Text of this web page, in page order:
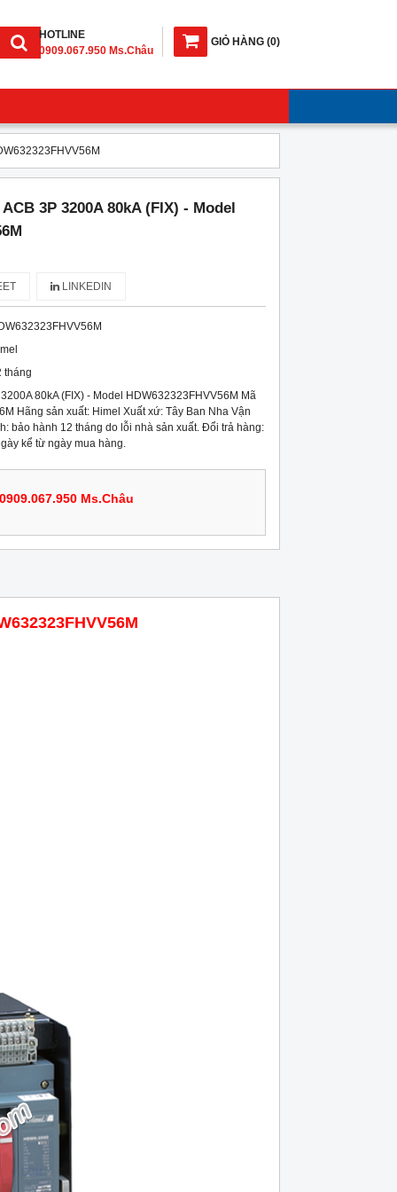
GIỎ HÀNG (0)
HOTLINE
0909.067.950 Ms.Châu
3P 3200A 80kA (FIX) - Model
LINKEDIN
tháng
80kA (FIX) - Model HDW632323FHVV56M Mã
Hãng sản xuất: Himel Xuất xứ: Tây Ban Nha Vận
bảo hành 12 tháng do lỗi nhà sản xuất. Đổi trả hàng:
kể từ ngày mua hàng.
0909.067.950 Ms.Châu